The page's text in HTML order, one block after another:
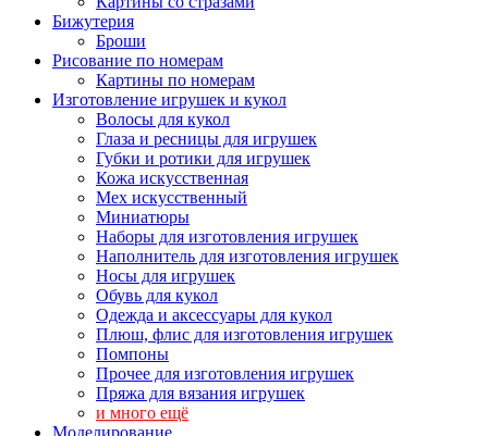
Бижутерия
Броши
Рисование по номерам
Картины по номерам
Изготовление игрушек и кукол
Волосы для кукол
Глаза и ресницы для игрушек
Губки и ротики для игрушек
Кожа искусственная
Мех искусственный
Миниатюры
Наборы для изготовления игрушек
Наполнитель для изготовления игрушек
Носы для игрушек
Обувь для кукол
Одежда и аксессуары для кукол
Плюш, флис для изготовления игрушек
Помпоны
Прочее для изготовления игрушек
Пряжа для вязания игрушек
и много ещё
Моделирование